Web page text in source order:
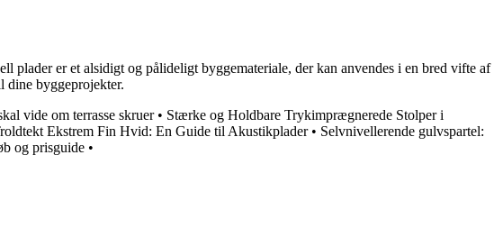
plader er et alsidigt og pålideligt byggemateriale, der kan anvendes i en bred vifte af
dine byggeprojekter.
vide om terrasse skruer• Stærke og Holdbare Trykimprægnerede Stolper i
Ekstrem Fin Hvid: En Guide til Akustikplader• Selvnivellerende gulvspartel:
og prisguide •